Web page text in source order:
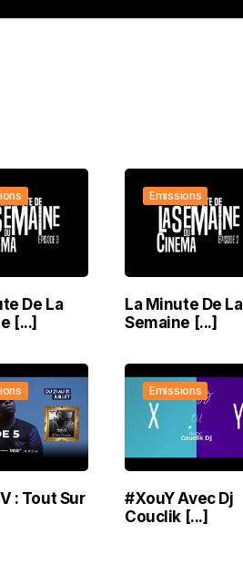
De La
[...]
Emissions
La Minute De La
Semaine [...]
: Tout Sur
Emissions
#XouY Avec Dj
Couclik [...]